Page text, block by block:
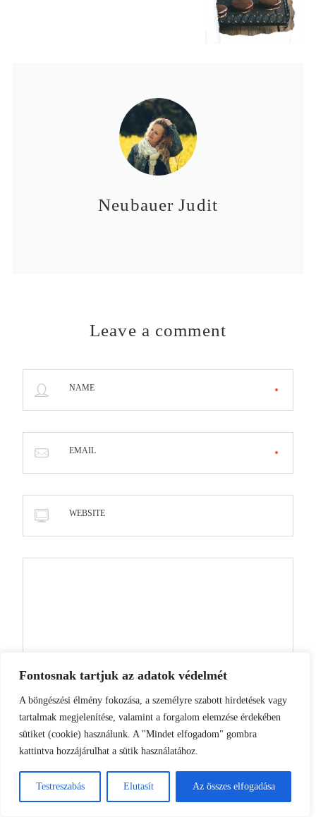
Fontosnak tartjuk az adatok védelmét
A böngészési élmény fokozása, a személyre szabott hirdetések vagy
tartalmak megjelenítése, valamint a forgalom elemzése érdekében
sütiket (cookie) használunk. A "Mindet elfogadom" gombra
kattintva hozzájárulhat a sütik használatához.
Testreszabás Elutasít Az összes elfogadása
Neubauer Judit
Leave a comment
NAME
EMAIL
WEBSITE
A nevem, e-mail címem, és weboldalcímem
mentése a böngészőben a következő
hozzászólásomhoz.